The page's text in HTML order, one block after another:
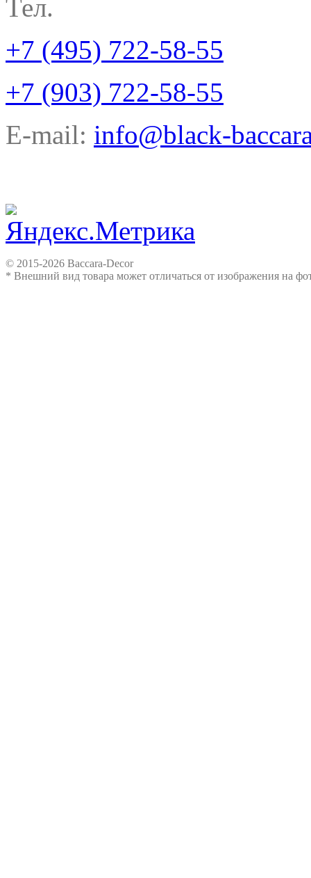
Тел.
+7 (495) 722-58-55
+7 (903) 722-58-55
E-mail: info@black-
© 2015-2026 Baccara-Decor
* Внешний вид товара может отличаться от изображения на